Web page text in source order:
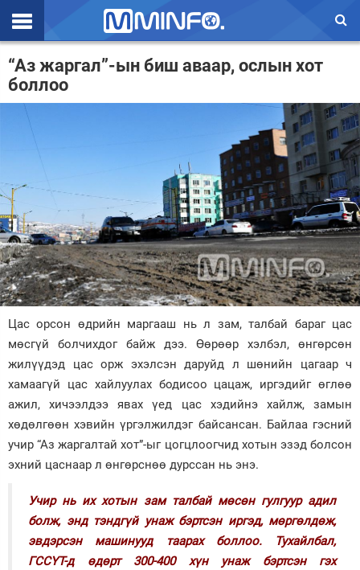
Эхлэл
Цаг агаар
Эдийн засаг
Үзэл бодол
Спорт
Нийгэм
Дэлхий
Энтертайнмэнт
Зурхай
“Аз жаргал”-ын биш аваар, ослын хот
боллоо
Цас орсон өдрийн маргааш нь л зам, талбай бараг цас
мөсгүй болчихдог байж дээ. Өөрөөр хэлбэл, өнгөрсөн
жилүүдэд цас орж эхэлсэн даруйд л шөнийн цагаар ч
хамаагүй цас хайлуулах бодисоо цацаж, иргэдийг өглөө
ажил, хичээлдээ явах үед цас хэдийнэ хайлж, замын
хөдөлгөөн хэвийн үргэлжилдэг байсансан. Байлаа гэсний
учир “Аз жаргалтай хот”-ыг цогцлоогчид хотын эзэд болсон
эхний цаснаар л өнгөрснөө дурссан нь энэ.
Учир нь их хотын зам талбай мөсөн гулгуур адил
болж, энд тэндгүй унаж бэртсэн иргэд, мөргөлдөж,
эвдэрсэн машинууд таарах боллоо. Тухайлбал,
ГССҮТ-д өдөрт 300-400 хүн унаж бэртсэн гэх